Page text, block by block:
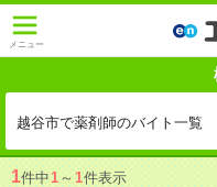
メニュー
越谷市で薬剤師のバイト一覧
1件中1 ～ 1件表示